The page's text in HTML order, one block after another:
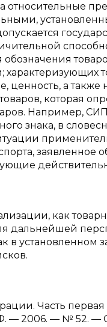
ценность, а
которая
Например,
знака, в
заявленное
как
дальнейшей
в
Часть первая
— 2006. — № 52. —